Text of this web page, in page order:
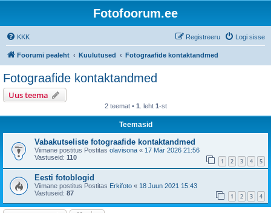
Fotofoorum.ee
KKK Logi sisse
Registreeru
Foorumi pealeht Kuulutused Fotograafide kontaktandmed
Fotograafide kontaktandmed
Uus teema
2 teemat • 1 . leht 1-st
Teemasid
Vabakutseliste fotograafide kontaktandmed
Viimane postitus Postitas olavisona « 17 Mär 2026 21:56
Vastuseid: 110 1 2 3 4 5
Eesti fotoblogid
Viimane postitus Postitas Erkifoto « 18 Juun 2021 15:43
Vastuseid: 87 1 2 3 4